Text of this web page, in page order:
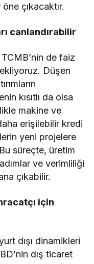
çıkacaktır.
canlandırabilir
de faiz
Düşen
kısıtlı da olsa
makine ve
erişilebilir kredi
yeni projelere
süreçte, üretim
ve verimliliği
çıkabilir.
için
dışı dinamikleri
dış ticaret